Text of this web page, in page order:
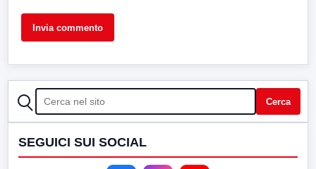
CERCA Cerca
SEGUICI SUI SOCIAL